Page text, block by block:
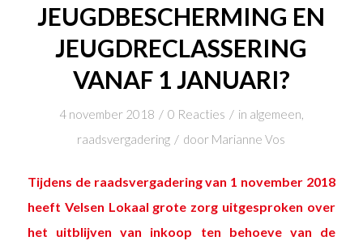
JEUGDBESCHERMING EN
JEUGDRECLASSERING
VANAF 1 JANUARI?
4 november 2018 / 0 Reacties / in algemeen,
raadsvergadering / door Marianne Vos
Tijdens de raadsvergaderingvan 1 november 2018
heeft Velsen Lokaal grote zorg uitgesproken over
het uitblijven van inkoop ten behoeve van de